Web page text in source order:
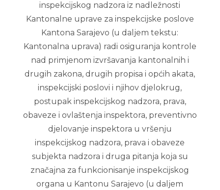
inspekcijskog nadzora iz nadležnosti
Kantonalne uprave za inspekcijske poslove
Kantona Sarajevo (u daljem tekstu:
Kantonalna uprava) radi osiguranja kontrole
nad primjenom izvršavanja kantonalnih i
drugih zakona, drugih propisa i općih akata,
inspekcijski poslovi i njihov djelokrug,
postupak inspekcijskog nadzora, prava,
obaveze i ovlaštenja inspektora, preventivno
djelovanje inspektora u vršenju
inspekcijskog nadzora, prava i obaveze
subjekta nadzora i druga pitanja koja su
značajna za funkcionisanje inspekcijskog
organa u Kantonu Sarajevo (u daljem